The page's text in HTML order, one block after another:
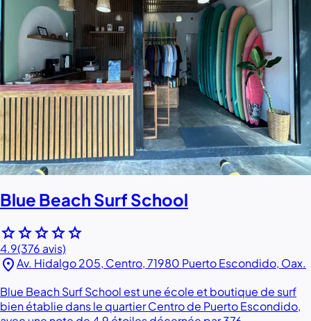
Blue Beach Surf School
starstarstarstarstar
4.9(376 avis)
location_onAv. Hidalgo 205, Centro, 71980 Puerto Escondido, Oax.
Blue Beach Surf School est une école et boutique de surf
bien établie dans le quartier Centro de Puerto Escondido,